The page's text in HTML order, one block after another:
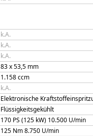
k.A.
k.A.
k.A.
83x53,5 mm
1.158ccm
k.A.
Elektronische
Flüssigkeitsgekühlt
170 PS (125 kW) 10.500 U/min
125 Nm8.750 U/min